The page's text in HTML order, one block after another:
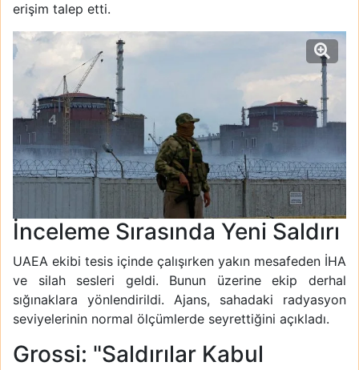
erişim talep etti.
İnceleme Sırasında Yeni Saldırı
UAEA ekibi tesis içinde çalışırken yakın mesafeden İHA
ve silah sesleri geldi. Bunun üzerine ekip derhal
sığınaklara yönlendirildi. Ajans, sahadaki radyasyon
seviyelerinin normal ölçümlerde seyrettiğini açıkladı.
Grossi: "Saldırılar Kabul